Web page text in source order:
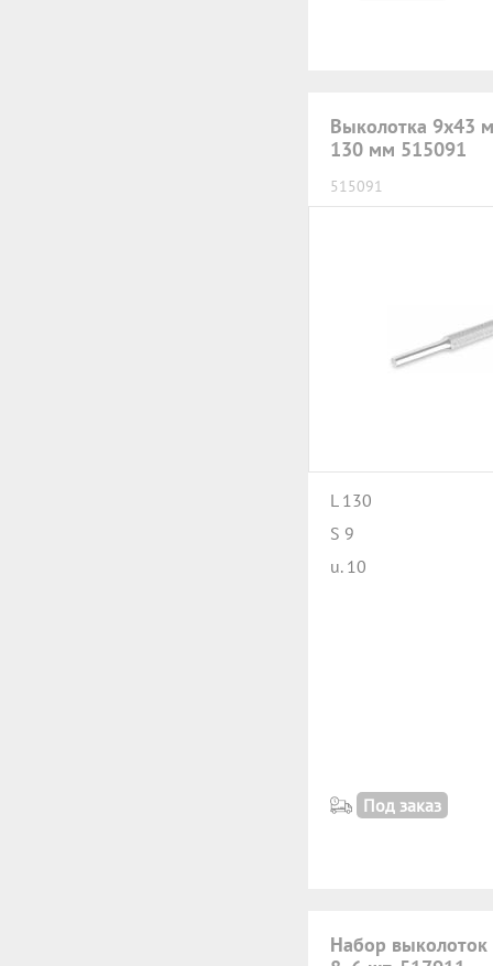
Выколотка 9х43
130 мм 515091
515091
L 130
S 9
u. 10
Под заказ
Набор